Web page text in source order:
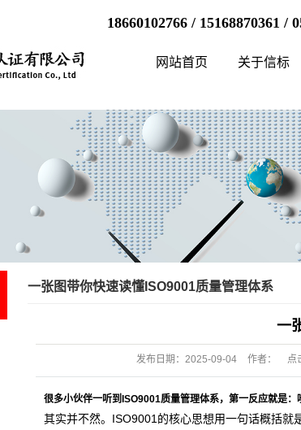
18660102766 / 15168870361 /
网站首页 关于信标
一张图带你快速读懂ISO9001质量管理体系
一
发布日期： 2025-09-04 作者： 点
很多小伙伴一听到ISO9001质量管理体系，第一反应就是
其实并不然。ISO9001的核心思想用一句话概括就